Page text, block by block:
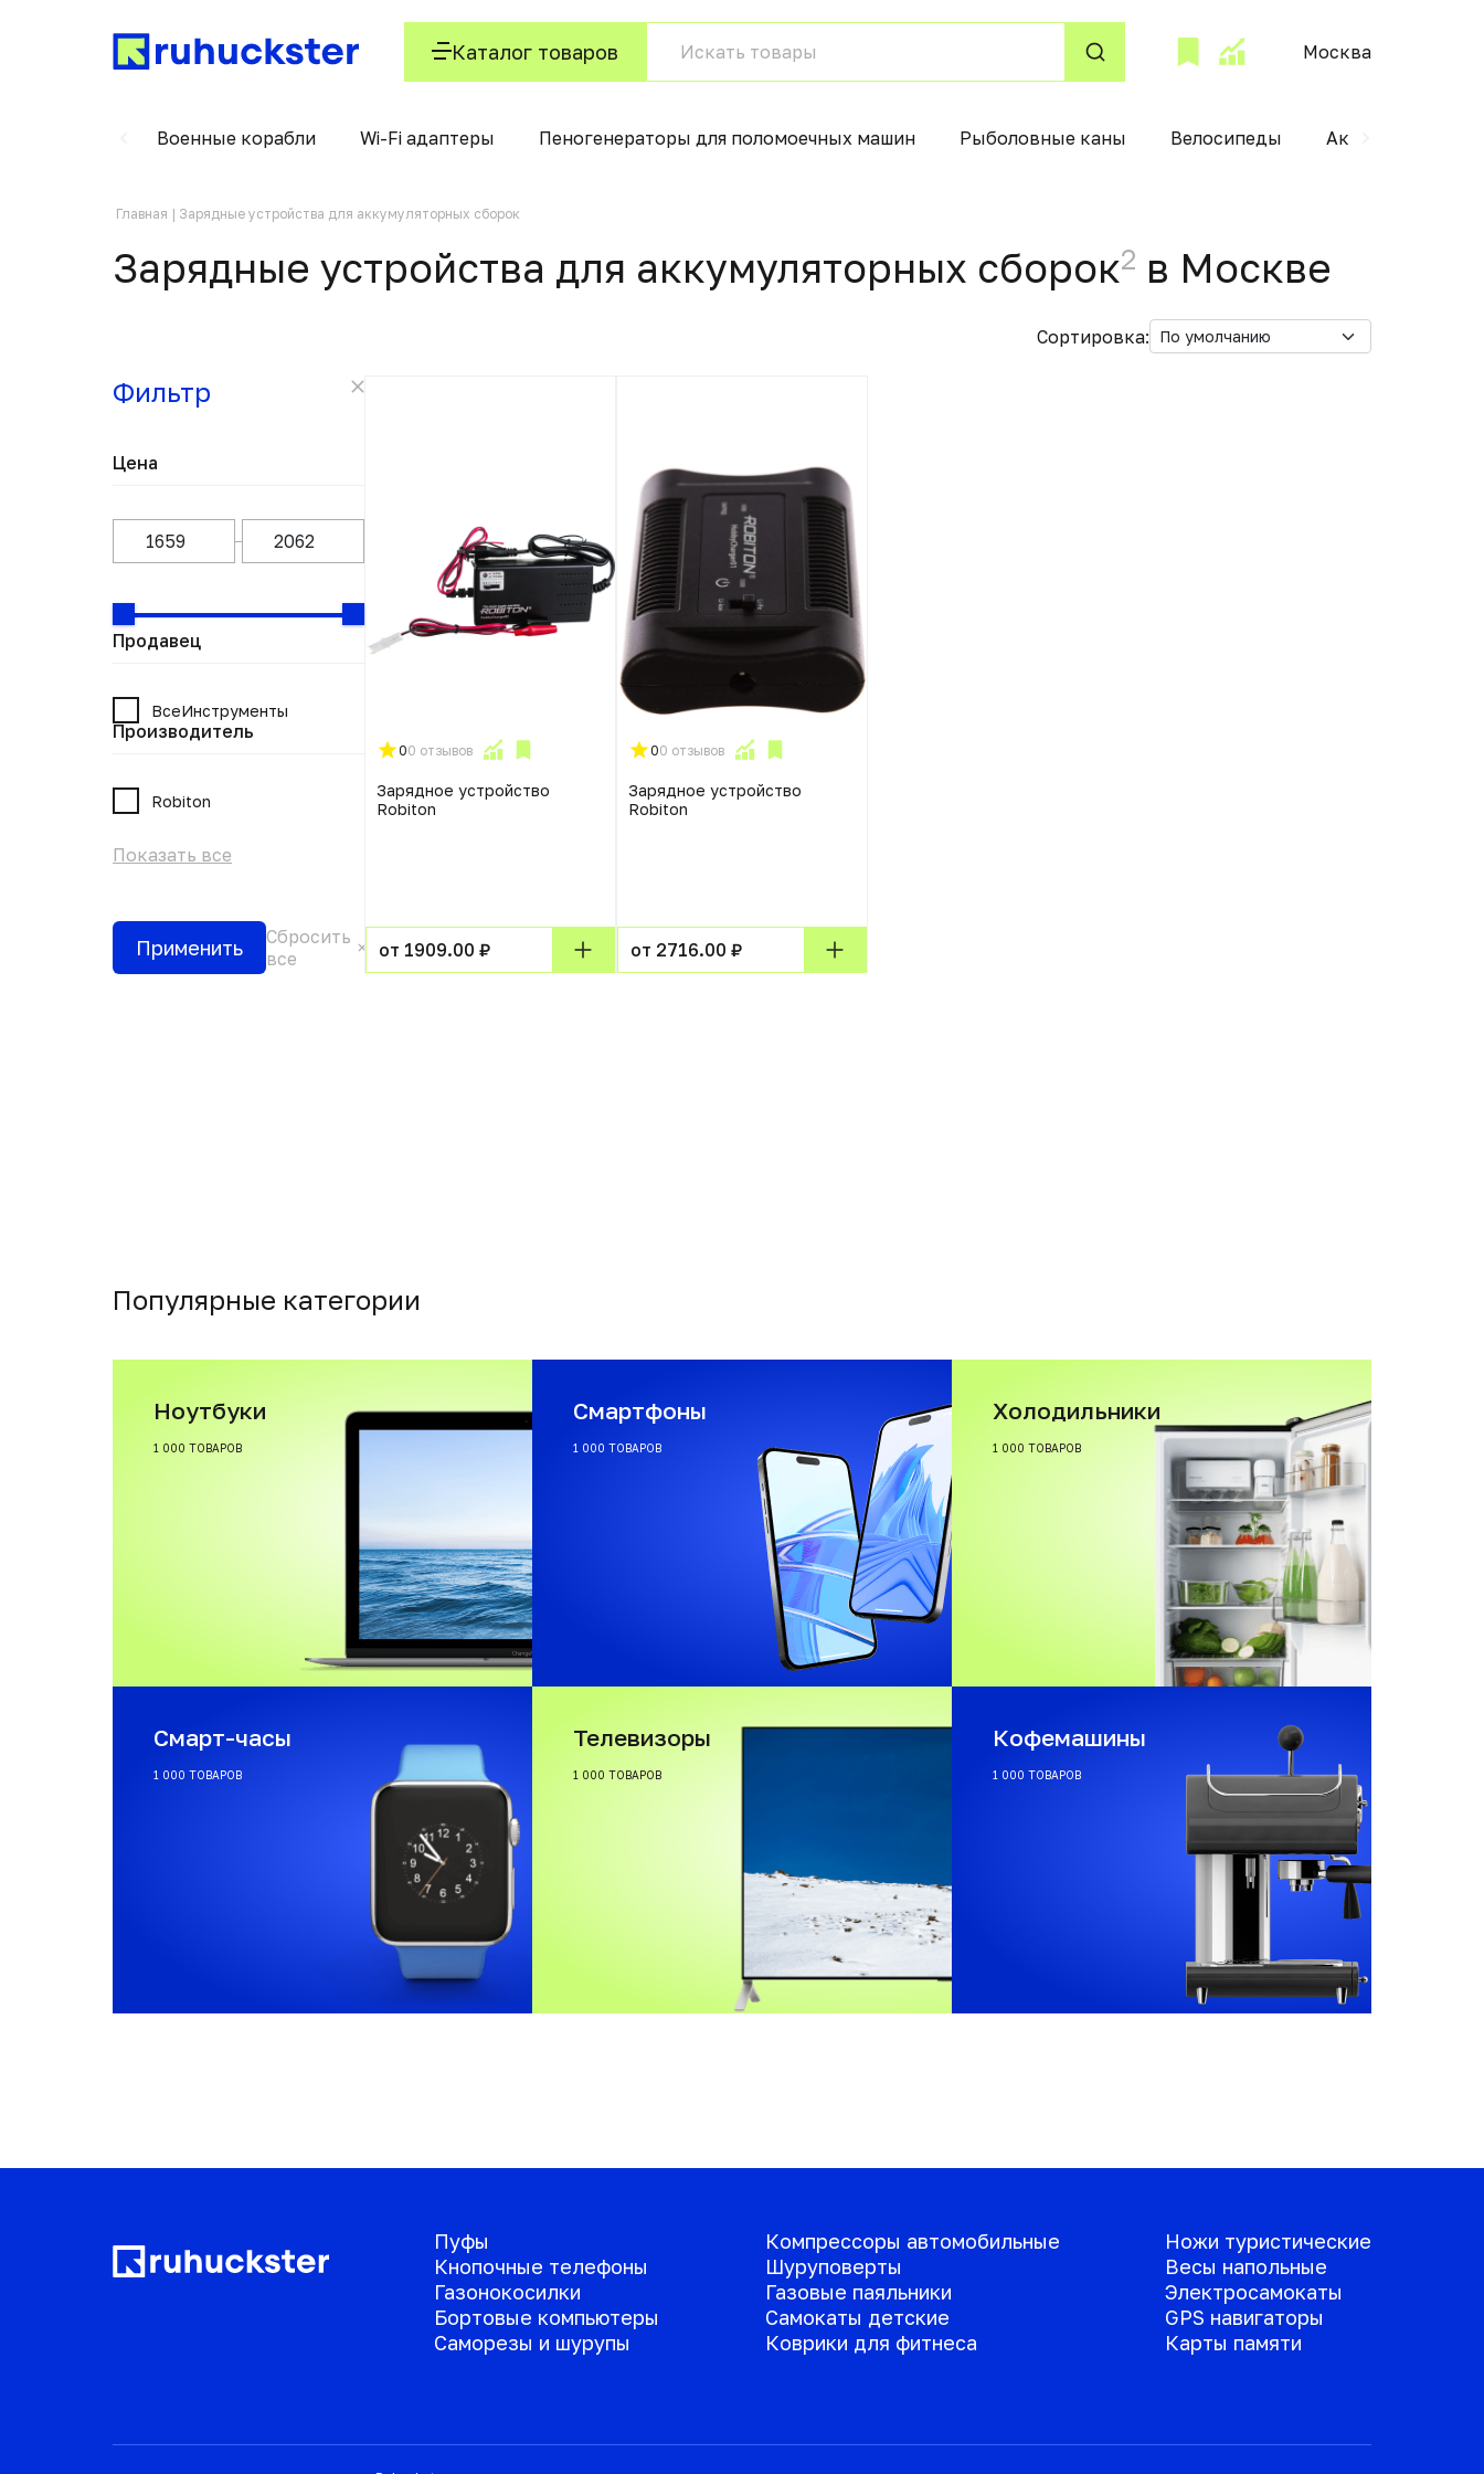
Каталог товаров Москва
Военные корабли Wi-Fi адаптеры Пеногенераторы для поломоечных машин Рыболовные каны Велосипеды Аксессуары для
Главная Зарядные устройства для аккумуляторных сборок
Зарядные устройства для аккумуляторных сборок2 в Москвe
Сортировка:
Фильтр
Цена
Продавец
ВсеИнструменты
Производитель
Robiton
Показать все
Применить
Сбросить
все
00 отзывов
Зарядное устройство
Robiton
от 1909.00 ₽
00 отзывов
Зарядное устройство
Robiton
от 2716.00 ₽
Популярные категории
Ноутбуки
1 000 ТОВАРОВ
Смартфоны
1 000 ТОВАРОВ
Холодильники
1 000 ТОВАРОВ
Смарт-часы
1 000 ТОВАРОВ
Телевизоры
1 000 ТОВАРОВ
Кофемашины
1 000 ТОВАРОВ
Пуфы
Кнопочные телефоны
Газонокосилки
Бортовые компьютеры
Саморезы и шурупы
Компрессоры автомобильные
Шуруповерты
Газовые паяльники
Самокаты детские
Коврики для фитнеса
Ножи туристические
Весы напольные
Электросамокаты
GPS навигаторы
Карты памяти